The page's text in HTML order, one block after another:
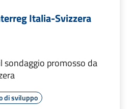
Italia-Svizzera
sondaggio promosso da
di sviluppo